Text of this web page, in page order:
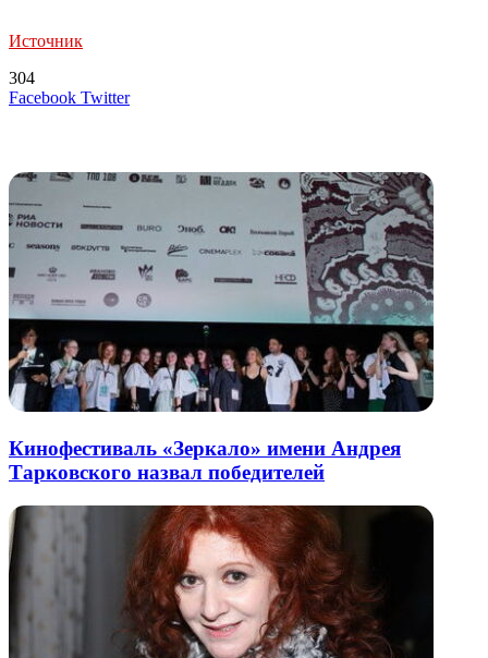
Источник
304
Facebook TwitterLinkedIn
Tumblr
Reddit
Вконтакте
Одноклассники
Skype
Messenger
Messenger
WhatsApp
Telegram
Viber
Line
Поделиться
Печатать
Кинофестиваль «Зеркало» имени Андрея
Тарковского назвал победителей